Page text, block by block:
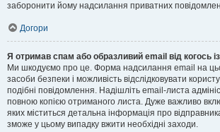
заборонити йому надсилання приватних
Догори
Я отримав спам або образливий email від когось
Ми шкодуємо про це. Форма надсилання email на
засоби безпеки і можливість відслідковувати
подібні повідомлення. Надішліть email-листа
повною копією отриманого листа. Дуже важливо
яких міститься детальна інформація про
зможе у цьому випадку вжити необхідні заходи.